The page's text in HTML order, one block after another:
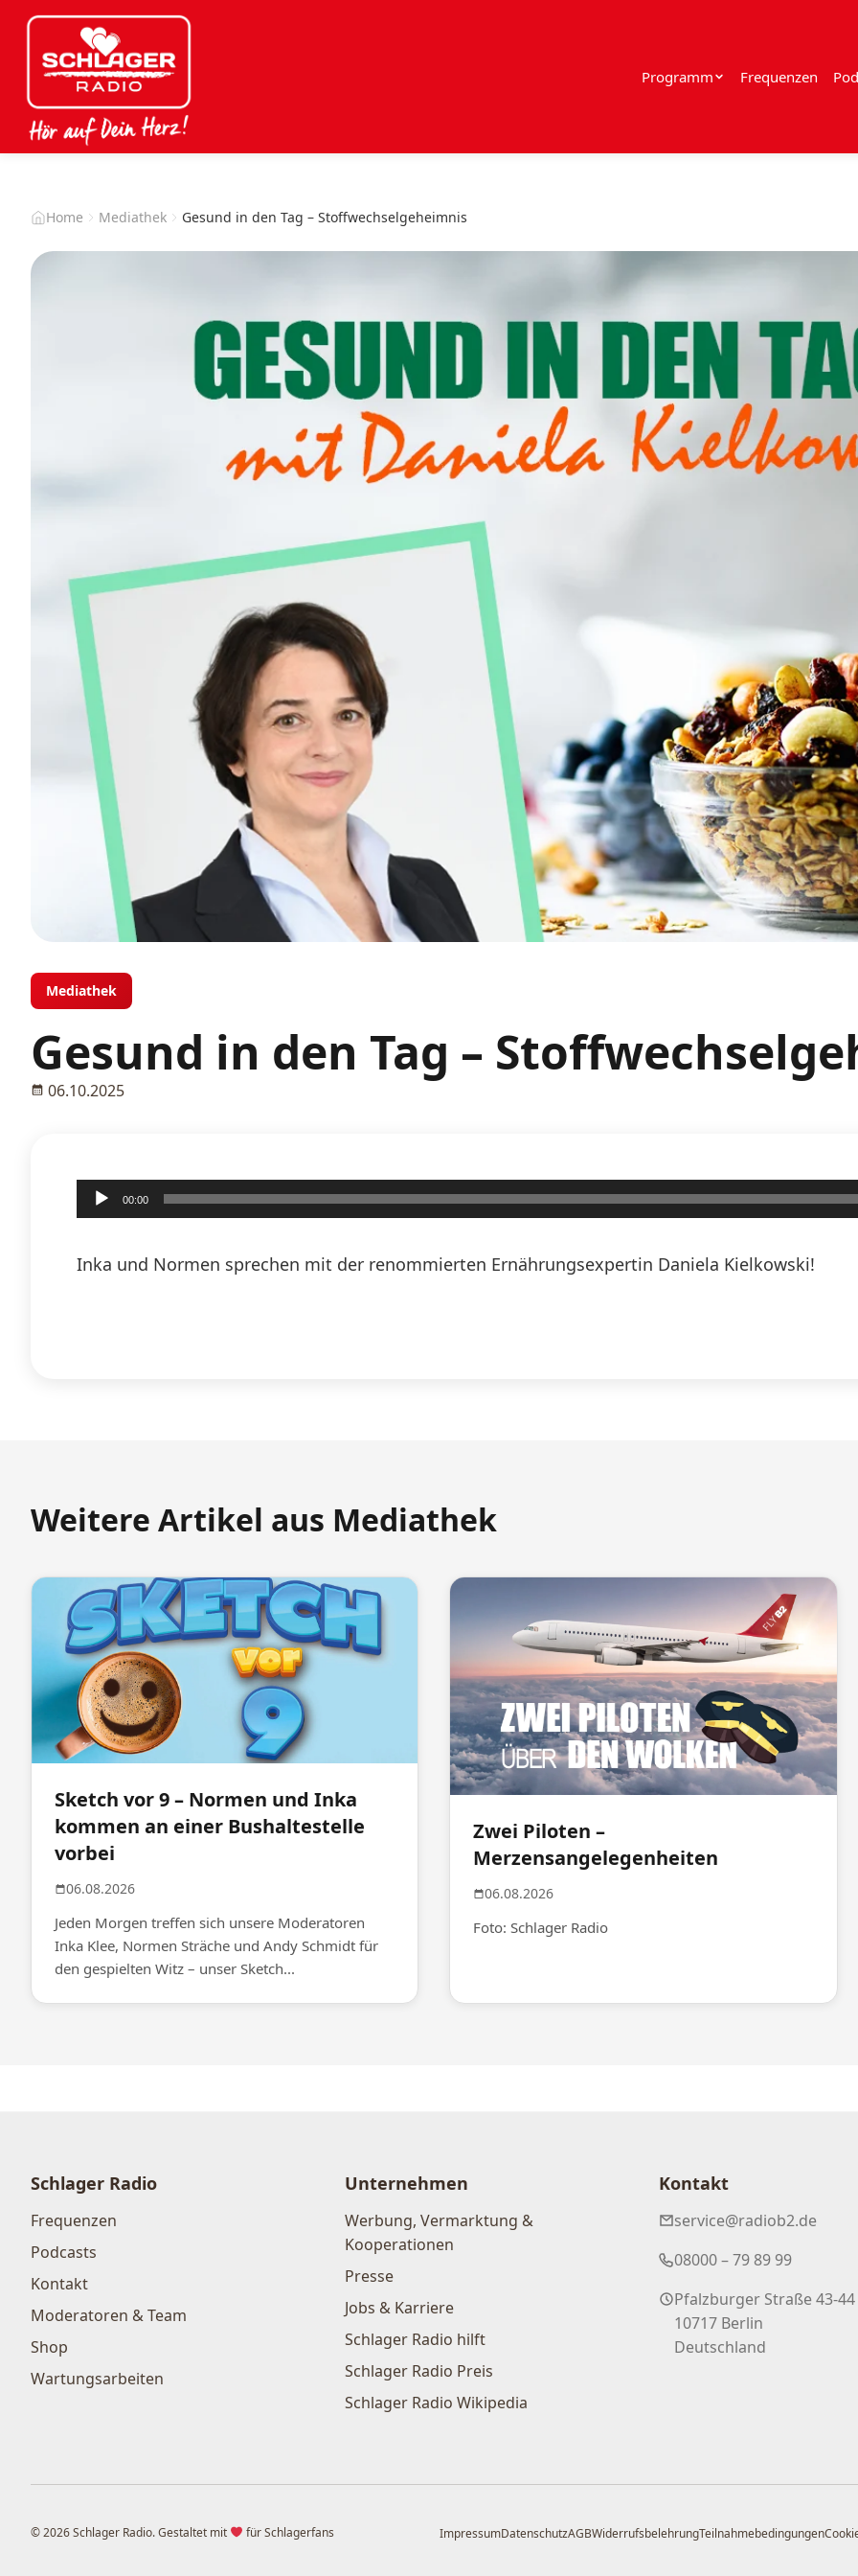
Programm Frequenzen
Home Mediathek Gesund in den Tag – Stoffwechselgeheimnis
Mediathek
Gesund in den Tag –
06.10.2025
Audio-
Player
00:00
Inka und Normen sprechen mit der renommierten Ernährungsexpertin Daniela Kielkowski!
Weitere Artikel aus Mediathek
Sketch vor 9 – Normen und Inka
kommen an einer Bushaltestelle
vorbei
06.08.2026
Jeden Morgen treffen sich unsere Moderatoren
Inka Klee, Normen Sträche und Andy Schmidt für
den gespielten Witz – unser Sketch...
Zwei Piloten –
Merzensangelegenheiten
06.08.2026
Foto: Schlager Radio
Schlager Radio
Frequenzen
Podcasts
Kontakt
Moderatoren & Team
Shop
Wartungsarbeiten
Unternehmen
Werbung, Vermarktung &
Kooperationen
Presse
Jobs & Karriere
Schlager Radio hilft
Schlager Radio Preis
Schlager Radio Wikipedia
Kontakt
service@radiob2.de
08000 – 79 89 99
Pfalzburger Straße 43-44
10717 Berlin
Deutschland
© 2026 Schlager Radio. Gestaltet mit für Schlagerfans ImpressumDatenschutzAGBWiderrufsbelehrungTeilnahmebedingungen